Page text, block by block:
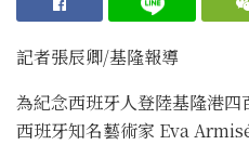
記者張辰卿/基隆報導
為紀念西班牙人登陸基隆港
西班牙知名藝術家 Eva